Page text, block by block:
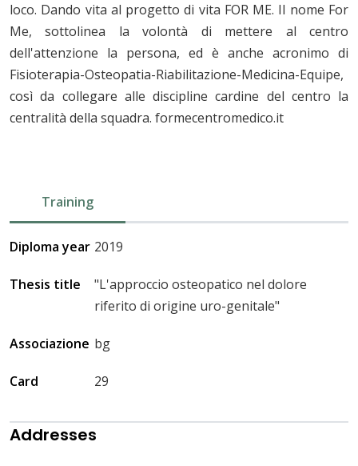
loco. Dando vita al progetto di vita FOR ME. Il nome For
Me, sottolinea la volontà di mettere al centro
dell'attenzione la persona, ed è anche acronimo di
Fisioterapia-Osteopatia-Riabilitazione-Medicina-Equipe,
così da collegare alle discipline cardine del centro la
centralità della squadra. formecentromedico.it
Training
Diploma year 2019
Thesis title
"L'approccio osteopatico nel dolore
riferito di origine uro-genitale"
Associazione bg
Card 29
Addresses